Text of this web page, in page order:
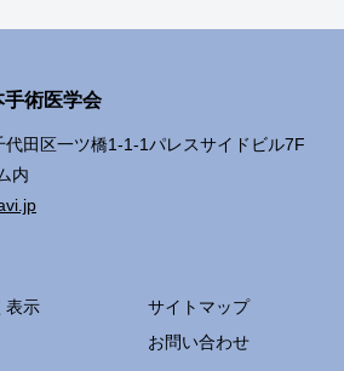
術医学会
田区一ツ橋1-1-1パレスサイドビル7F
内
表示
サイトマップ
お問い合わせ